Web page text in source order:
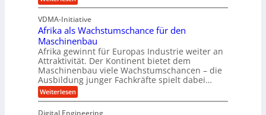
B
S
C
L
w
e
i
t
e
r
y
b
r
i
d
-
K
u
g
e
r
e
l
t
U
m
s
V
E
s
i
e
h
t
E
r
h
o
VDMA-Initiative
Afrika als Wachstumschance für den
Maschinenbau
Afrika gewinnt für Europas Industrie weiter an
Attraktivität. Der Kontinent bietet dem
Maschinenbau viele Wachstumschancen – die
Ausbildung junger Fachkräfte spielt dabei…
Weiterlesen:
A
Digital Engineering